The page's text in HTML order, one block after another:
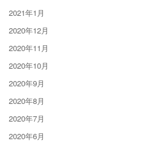
2021年1月
2020年12月
2020年11月
2020年10月
2020年9月
2020年8月
2020年7月
2020年6月